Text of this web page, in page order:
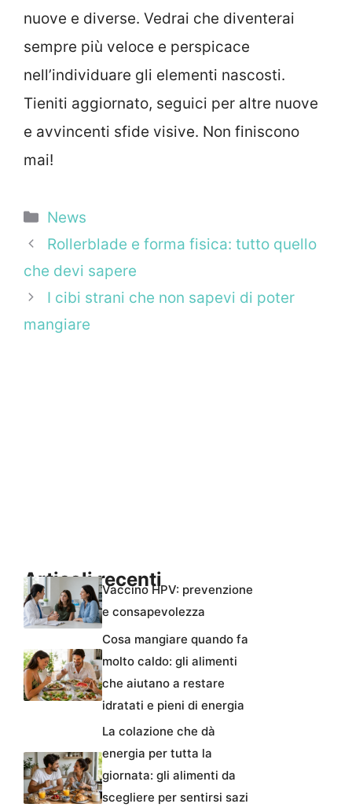
nuove e diverse. Vedrai che diventerai
sempre più veloce e perspicace
nell’individuare gli elementi nascosti.
Tieniti aggiornato, seguici per altre nuove
e avvincenti sfide visive. Non finiscono
mai!
Categorie
News
Rollerblade e forma fisica: tutto quello
che devi sapere
I cibi strani che non sapevi di poter
mangiare
Articoli recentiVaccino HPV: prevenzione
e consapevolezza
Cosa mangiare quando fa
molto caldo: gli alimenti
che aiutano a restare
idratati e pieni di energia
La colazione che dà
energia per tutta la
giornata: gli alimenti da
scegliere per sentirsi sazi